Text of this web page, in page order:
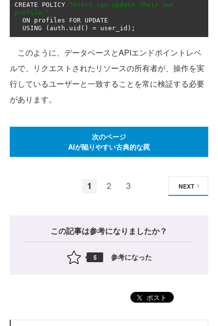
CREATE POLICY
"Users can update their own
profile."
  USING
( auth . uid () = user_id );
このように、データベースとAPIエンドポイントレベ
ルで、リクエストされたリソースの所有者が、操作を実
行しているユーザーと一致することを常に検証する必要
があります。
次のページ
AIが陥りやすい古典的な罠
1 2 3 NEXT
この記事は参考になりましたか？
5 参考になった
ポスト